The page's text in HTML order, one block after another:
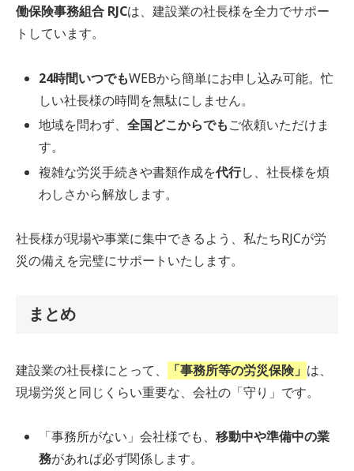
働保険事務組合 RJCは、建設業の社長様を全力でサポー
トしています。
24時間いつでもWEBから簡単にお申し込み可能。忙
しい社長様の時間を無駄にしません。
地域を問わず、全国どこからでもご依頼いただけま
す。
複雑な労災手続きや書類作成を代行し、社長様を煩
わしさから解放します。
社長様が現場や事業に集中できるよう、私たちRJCが労
災の備えを完璧にサポートいたします。
まとめ
建設業の社長様にとって、 「事務所等の労災保険」 は、
現場労災と同じくらい重要な、会社の「守り」です。
「事務所がない」会社様でも、移動中や準備中の業
務があれば必ず関係します。